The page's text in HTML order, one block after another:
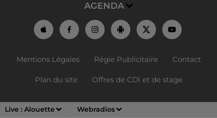
Live : Alouette Webradios
AGENDA
Mentions Légales Régie Publicitaire Contact
Plan du site Offres de CDI et de stage